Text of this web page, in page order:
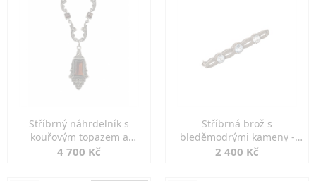
Stříbrný náhrdelník s
kouřovým topazem a
markazity
4 700 Kč
Stříbrná brož s
bleděmodrými kameny -
jemná elegance
2 400 Kč